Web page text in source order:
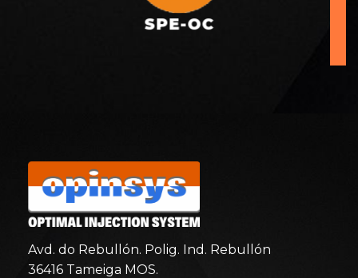
SPE-OC
Avd. do Rebullón. Polig. Ind. Rebullón
36416 Tameiga MOS.